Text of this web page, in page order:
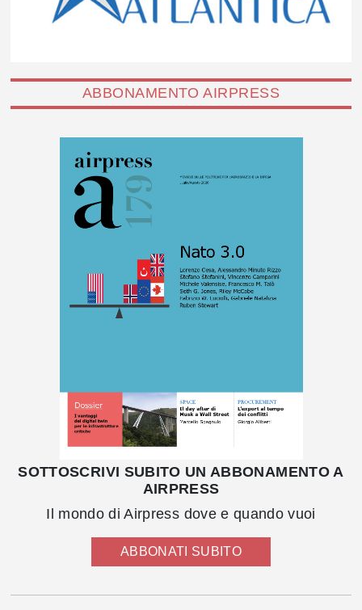
ABBONAMENTO AIRPRESS
SOTTOSCRIVI SUBITO UN ABBONAMENTO A
AIRPRESS
Il mondo di Airpress dove e quando vuoi
ABBONATI SUBITO